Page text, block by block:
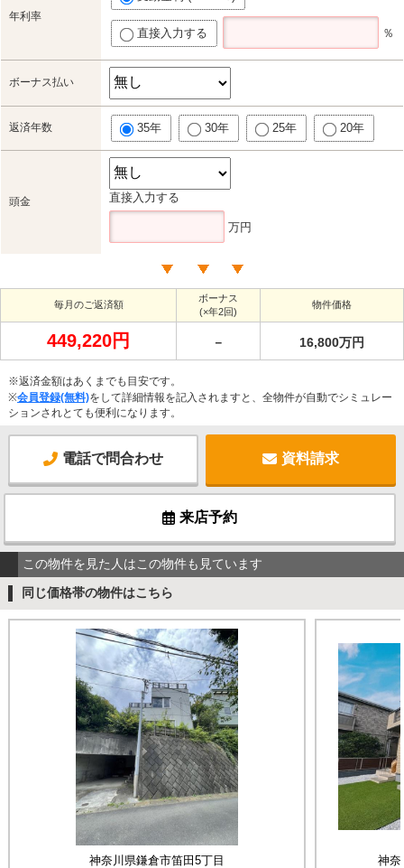
年利率
直接入力する ％
ボーナス払い
返済年数 35年 30年 25年 20年
頭金 直接入力する
万円
毎月のご返済額
ボーナス
(×年2回)
物件価格
449,220円 － 16,800万円
※返済金額はあくまでも目安です。
※会員登録(無料)をして詳細情報を記入されますと、全物件が自動でシミュレー
ションされとても便利になります。
電話で問合わせ 資料請求
来店予約
この物件を見た人はこの物件も見ています
同じ価格帯の物件はこちら
神奈川県鎌倉市笛田5丁目 神奈